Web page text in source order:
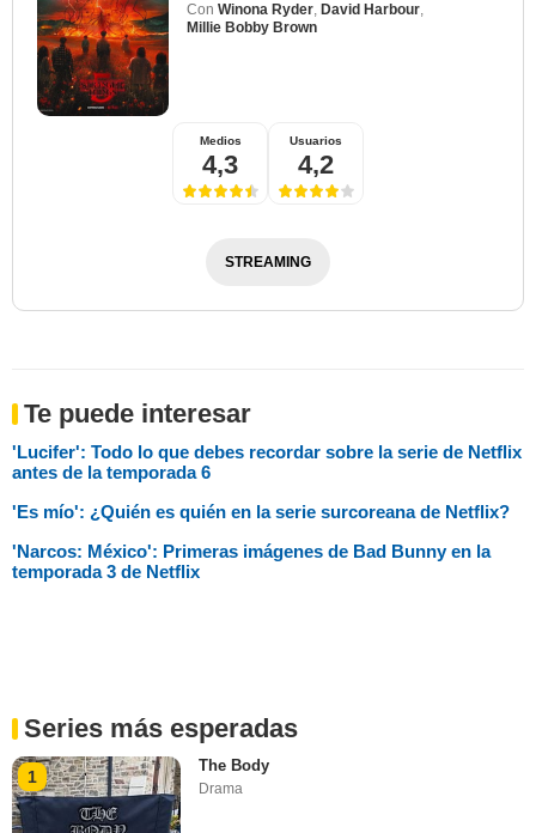
Con Winona Ryder, David Harbour,
Millie Bobby Brown
Medios
4,3
Usuarios
4,2
STREAMING
Te puede interesar
'Lucifer': Todo lo que debes recordar sobre la serie de Netflix
antes de la temporada 6
'Es mío': ¿Quién es quién en la serie surcoreana de Netflix?
'Narcos: México': Primeras imágenes de Bad Bunny en la
temporada 3 de Netflix
Series más esperadas
1
The Body
Drama